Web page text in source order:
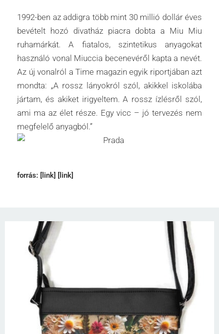
1992-ben az addigra több mint 30 millió dollár éves
bevételt hozó divatház piacra dobta a Miu Miu
ruhamárkát. A fiatalos, szintetikus anyagokat
használó vonal Miuccia becenevéről kapta a nevét.
Az új vonalról a Time magazin egyik riportjában azt
mondta: „A rossz lányokról szól, akikkel iskolába
jártam, és akiket irigyeltem. A rossz ízlésről szól,
ami ma az élet része. Egy vicc – jó tervezés nem
megfelelő anyagból.”
forrás: [link] [link]